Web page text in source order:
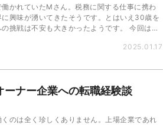
かれていたMさん。税務に関する仕事に携わ
興味が湧いてきたそうです。とはいえ30歳を
挑戦は不安も大きかったようです。 今回は、
2025.01.17
ーナー企業への転職経験談
のは全く珍しくありません。上場企業であれ